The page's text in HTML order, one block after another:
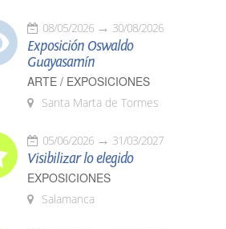
08/05/2026 30/08/2026
Exposición Oswaldo
Guayasamín
ARTE / EXPOSICIONES
Santa Marta de Tormes
05/06/2026 31/03/2027
Visibilizar lo elegido
EXPOSICIONES
Salamanca